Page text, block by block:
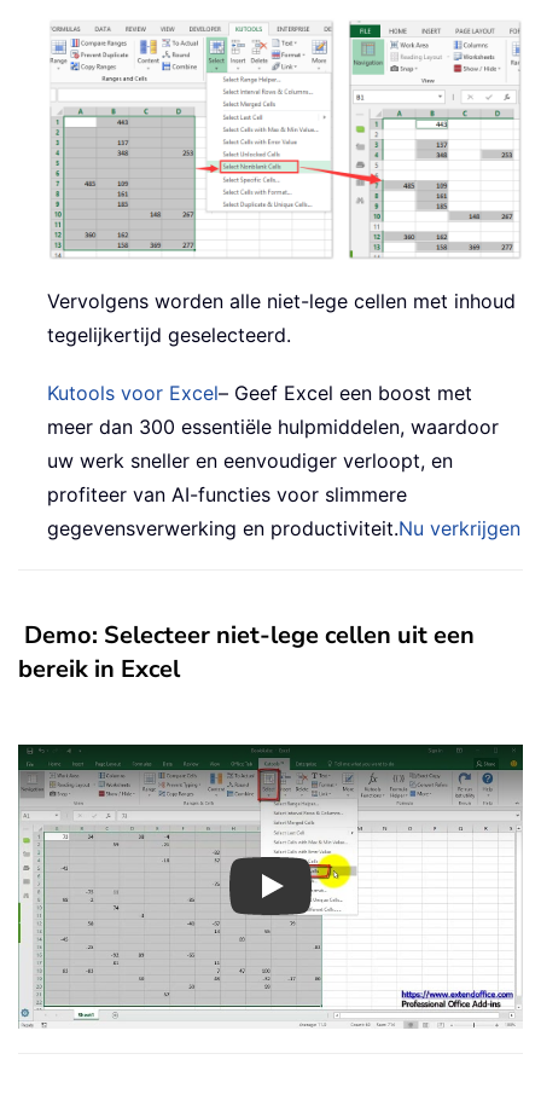
Vervolgens worden alle niet-lege cellen met inhoud
tegelijkertijd geselecteerd.
Kutools voor Excel– Geef Excel een boost met
meer dan 300 essentiële hulpmiddelen, waardoor
uw werk sneller en eenvoudiger verloopt, en
profiteer van AI-functies voor slimmere
gegevensverwerking en productiviteit.Nu verkrijgen
Demo: Selecteer niet-lege cellen uit een
bereik in Excel
Play